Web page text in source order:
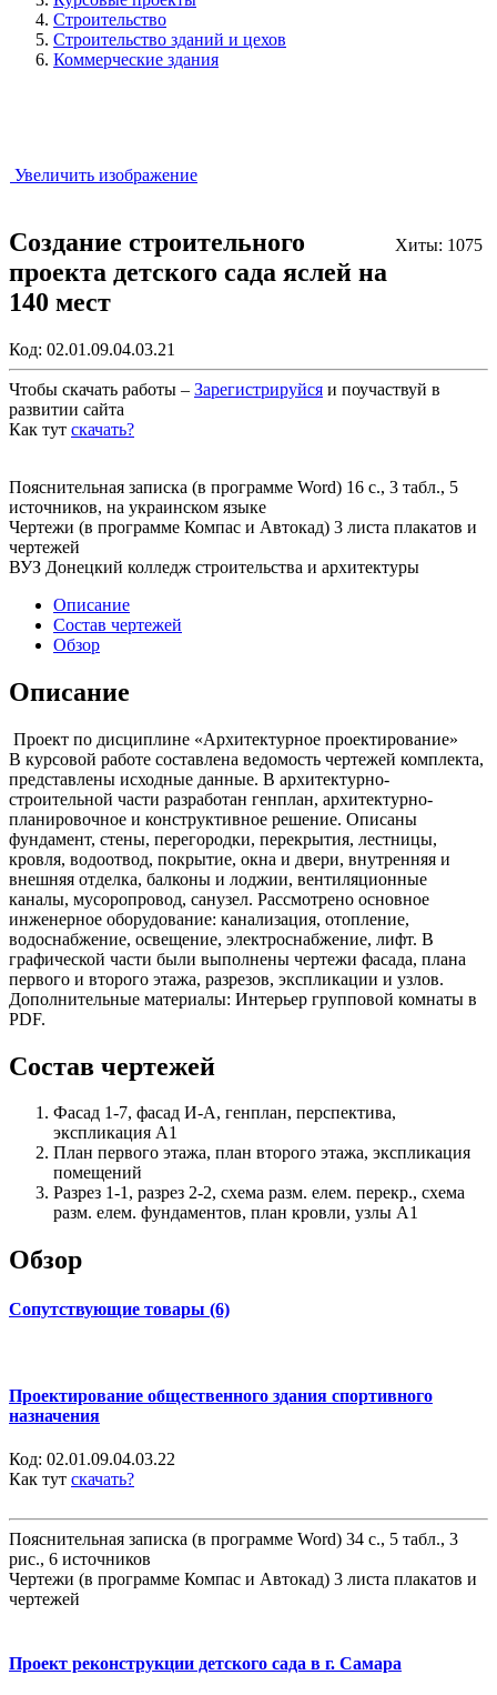
Строительство
Строительство зданий и цехов
Коммерческие здания
Увеличить изображение
Хиты: 1075
Создание строительного
проекта детского сада яслей на
140 мест
Код: 02.01.09.04.03.21
Чтобы скачать работы – Зарегистрируйся и поучаствуй в
развитии сайта
Как тут скачать?
Пояснительная записка (в программе Word) 16 с., 3 табл., 5
источников, на украинском языке
Чертежи (в программе Компас и Автокад) 3 листа плакатов и
чертежей
ВУЗ Донецкий колледж строительства и архитектуры
Описание
Состав чертежей
Обзор
Описание
Проект по дисциплине «Архитектурное проектирование»
В курсовой работе составлена ведомость чертежей комплекта,
представлены исходные данные. В архитектурно-
строительной части разработан генплан, архитектурно-
планировочное и конструктивное решение. Описаны
фундамент, стены, перегородки, перекрытия, лестницы,
кровля, водоотвод, покрытие, окна и двери, внутренняя и
внешняя отделка, балконы и лоджии, вентиляционные
каналы, мусоропровод, санузел. Рассмотрено основное
инженерное оборудование: канализация, отопление,
водоснабжение, освещение, электроснабжение, лифт. В
графической части были выполнены чертежи фасада, плана
первого и второго этажа, разрезов, экспликации и узлов.
Дополнительные материалы: Интерьер групповой комнаты в
PDF.
Состав чертежей
Фасад 1-7, фасад И-А, генплан, перспектива,
экспликация А1
План первого этажа, план второго этажа, экспликация
помещений
Разрез 1-1, разрез 2-2, схема разм. елем. перекр., схема
разм. елем. фундаментов, план кровли, узлы А1
Обзор
Сопутствующие товары (6)
Проектирование общественного здания спортивного
назначения
Код: 02.01.09.04.03.22
Как тут скачать?
Пояснительная записка (в программе Word) 34 с., 5 табл., 3
рис., 6 источников
Чертежи (в программе Компас и Автокад) 3 листа плакатов и
чертежей
Проект реконструкции детского сада в г. Самара